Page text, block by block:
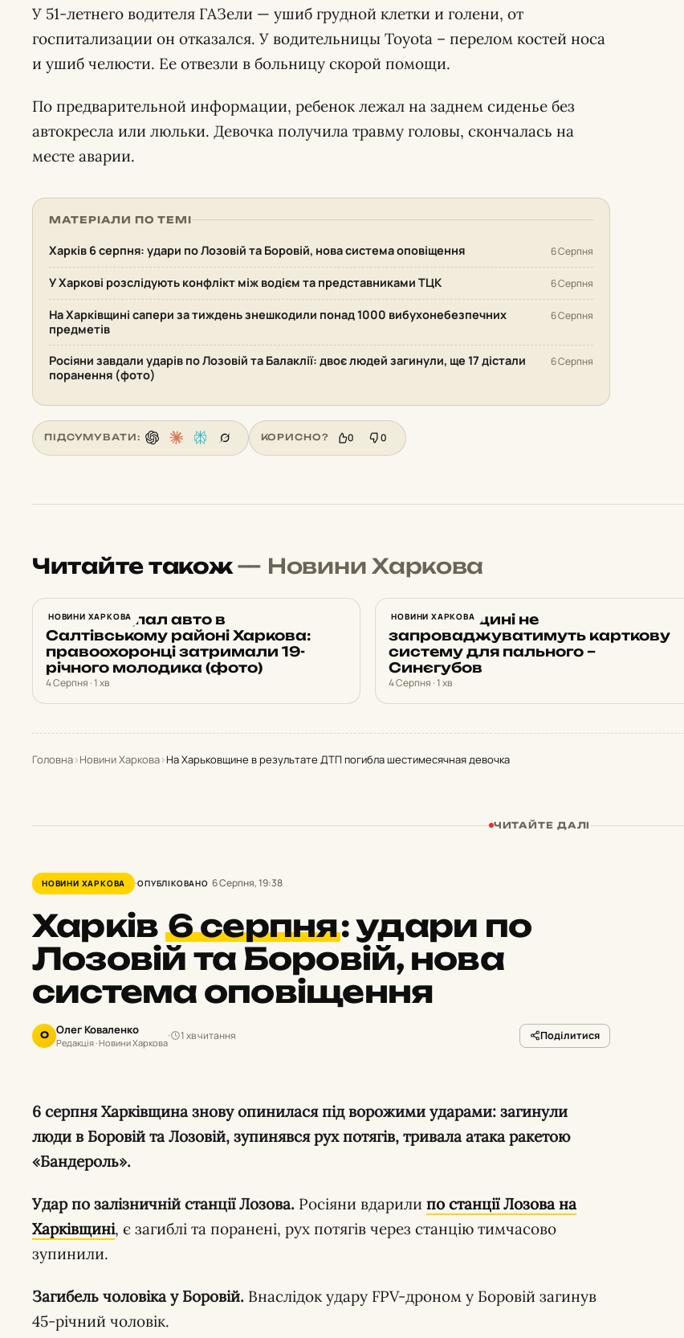
У 51-летнего водителя ГАЗели — ушиб грудной клетки и голени, от
госпитализации он отказался. У водительницы Toyota – перелом костей носа
и ушиб челюсти. Ее отвезли в больницу скорой помощи.
По предварительной информации, ребенок лежал на заднем сиденье без
автокресла или люльки. Девочка получила травму головы, скончалась на
месте аварии.
МАТЕРІАЛИ ПО ТЕМІ
Харків 6 серпня: удари по Лозовій та Боровій, нова система оповіщення 6 Серпня
У Харкові розслідують конфлікт між водієм та представниками ТЦК 6 Серпня
На Харківщині сапери за тиждень знешкодили понад 1000 вибухонебезпечних
предметів
6 Серпня
Росіяни завдали ударів по Лозовій та Балаклії: двоє людей загинули, ще 17 дістали
поранення (фото)
6 Серпня
ПІДСУМУВАТИ: КОРИСНО? 0 0
Читайте також— Новини Харкова
НОВИНИ ХАРКОВА
Нічний підпал авто в
Салтівському районі Харкова:
правоохоронці затримали 19-
річного молодика (фото)
4 Серпня · 1 хв
НОВИНИ ХАРКОВА
На Харківщині не
запроваджуватимуть карткову
систему для пального –
Синєгубов
4 Серпня · 1 хв
Головна›Новини Харкова›На Харьковщине в результате ДТП погибла шестимесячная девочка
ЧИТАЙТЕ ДАЛІ
НОВИНИ ХАРКОВА ОПУБЛІКОВАНО 6 Серпня, 19:38
Харків 6 серпня:удари по
Лозовій та Боровій, нова
система оповіщення
О Олег Коваленко
Редакція · Новини Харкова
1 хв читання Поділитися
6 серпня Харківщина знову опинилася під ворожими ударами: загинули
люди в Боровій та Лозовій, зупинявся рух потягів, тривала атака ракетою
«Бандероль».
Удар по залізничній станції Лозова. Росіяни вдарили по станції Лозова на
Харківщині, є загиблі та поранені, рух потягів через станцію тимчасово
зупинили.
Загибель чоловіка у Боровій. Внаслідок удару FPV-дроном у Боровій загинув
45-річний чоловік.